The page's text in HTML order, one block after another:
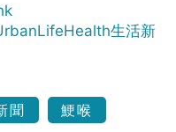
生活新
聞
鯁喉